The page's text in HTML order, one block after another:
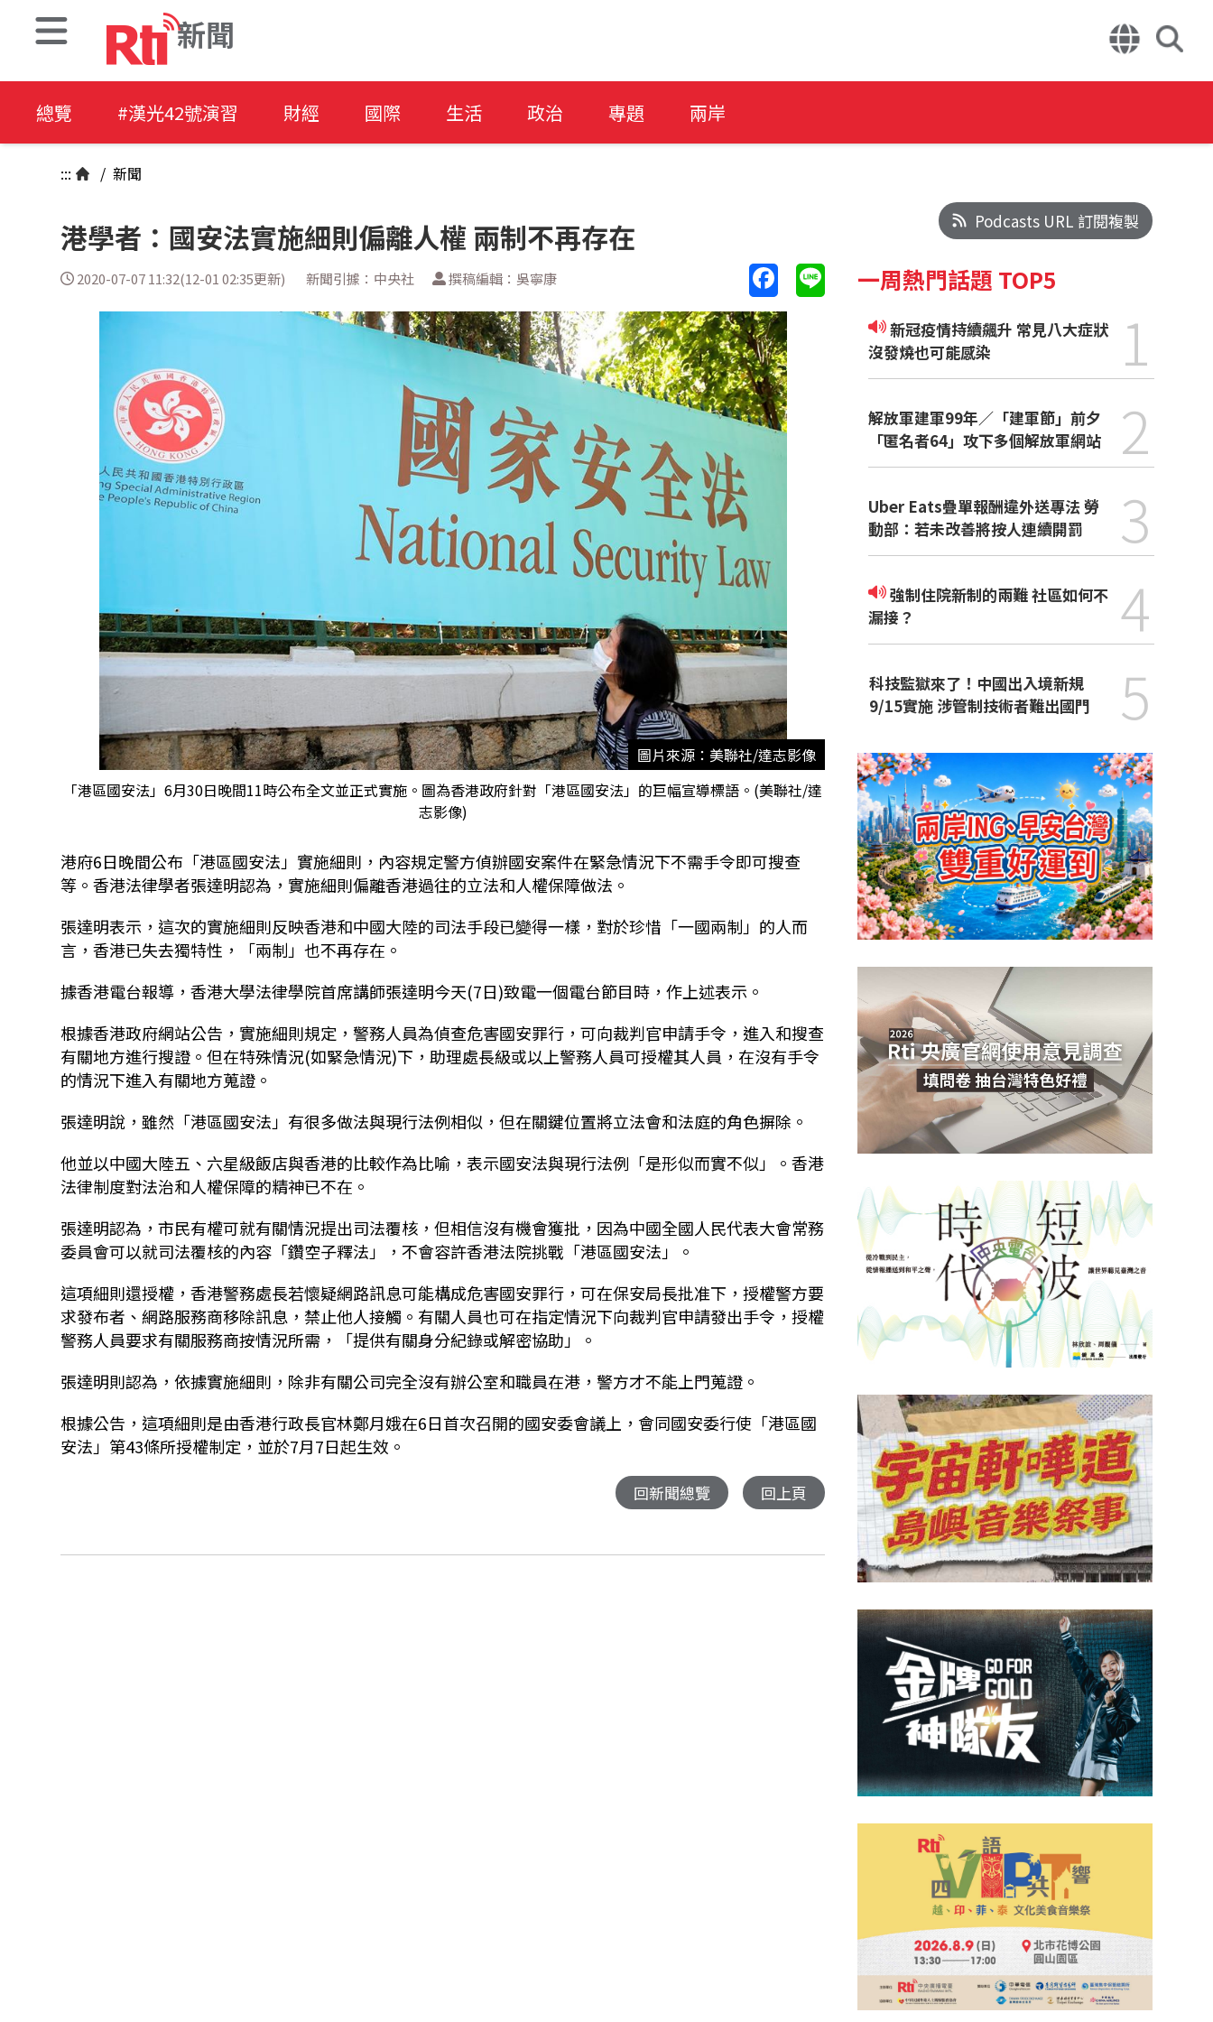
新聞
總覽 #漢光42號演習 財經 國際 生活 政治 專題 兩岸
::: / 新聞
港學者：國安法實施細則偏離人權 兩制不再存在
2020-07-07 11:32(12-01 02:35更新) 新聞引據：中央社 撰稿編輯：吳寧康
圖片來源：美聯社/達志影像
「港區國安法」6月30日晚間11時公布全文並正式實施。圖為香港政府針對「港區國安法」的巨幅宣導標語。(美聯社/達
志影像)
港府6日晚間公布「港區國安法」實施細則，內容規定警方偵辦國安案件在緊急情況下不需手令即可搜查
等。香港法律學者張達明認為，實施細則偏離香港過往的立法和人權保障做法。
張達明表示，這次的實施細則反映香港和中國大陸的司法手段已變得一樣，對於珍惜「一國兩制」的人而
言，香港已失去獨特性，「兩制」也不再存在。
據香港電台報導，香港大學法律學院首席講師張達明今天(7日)致電一個電台節目時，作上述表示。
根據香港政府網站公告，實施細則規定，警務人員為偵查危害國安罪行，可向裁判官申請手令，進入和搜查
有關地方進行搜證。但在特殊情況(如緊急情況)下，助理處長級或以上警務人員可授權其人員，在沒有手令
的情況下進入有關地方蒐證。
張達明說，雖然「港區國安法」有很多做法與現行法例相似，但在關鍵位置將立法會和法庭的角色摒除。
他並以中國大陸五、六星級飯店與香港的比較作為比喻，表示國安法與現行法例「是形似而實不似」。香港
法律制度對法治和人權保障的精神已不在。
張達明認為，市民有權可就有關情況提出司法覆核，但相信沒有機會獲批，因為中國全國人民代表大會常務
委員會可以就司法覆核的內容「鑽空子釋法」，不會容許香港法院挑戰「港區國安法」。
這項細則還授權，香港警務處長若懷疑網路訊息可能構成危害國安罪行，可在保安局長批准下，授權警方要
求發布者、網路服務商移除訊息，禁止他人接觸。有關人員也可在指定情況下向裁判官申請發出手令，授權
警務人員要求有關服務商按情況所需，「提供有關身分紀錄或解密協助」。
張達明則認為，依據實施細則，除非有關公司完全沒有辦公室和職員在港，警方才不能上門蒐證。
根據公告，這項細則是由香港行政長官林鄭月娥在6日首次召開的國安委會議上，會同國安委行使「港區國
安法」第43條所授權制定，並於7月7日起生效。
回新聞總覽 回上頁
Podcasts URL 訂閱複製
一周熱門話題 TOP5
新冠疫情持續飆升 常見八大症狀
沒發燒也可能感染
1
解放軍建軍99年／「建軍節」前夕
「匿名者64」攻下多個解放軍網站
2
Uber Eats疊單報酬違外送專法 勞
動部：若未改善將按人連續開罰
3
強制住院新制的兩難 社區如何不
漏接？
4
科技監獄來了！中國出入境新規
9/15實施 涉管制技術者難出國門
5